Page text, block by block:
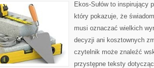
Ekos-Sułów to inspirujący
który pokazuje, że
musi oznaczać wielkich
decyzji ani kosztownych
czytelnik może znaleźć
przystępne teksty